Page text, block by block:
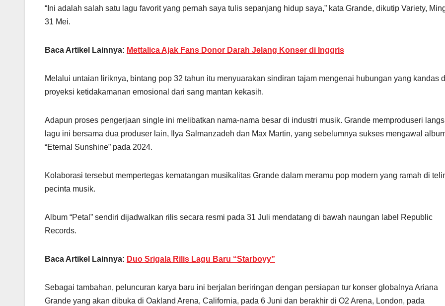
“Ini adalah salah satu lagu favorit yang pernah saya tulis sepanjang hidup saya,” kata Grande, dikutip Variety,
31 Mei.
Baca Artikel Lainnya: Mettalica Ajak Fans Donor Darah Jelang Konser di Inggris
Melalui untaian liriknya, bintang pop 32 tahun itu menyuarakan sindiran tajam mengenai hubungan yang kandas
proyeksi ketidakamanan emosional dari sang mantan kekasih.
Adapun proses pengerjaan single ini melibatkan nama-nama besar di industri musik. Grande memproduseri
lagu ini bersama dua produser lain, Ilya Salmanzadeh dan Max Martin, yang sebelumnya sukses mengawal
“Eternal Sunshine” pada 2024.
Kolaborasi tersebut mempertegas kematangan musikalitas Grande dalam meramu pop modern yang ramah di
pecinta musik.
Album “Petal” sendiri dijadwalkan rilis secara resmi pada 31 Juli mendatang di bawah naungan label Republic
Records.
Baca Artikel Lainnya: Duo Srigala Rilis Lagu Baru “Starboyy”
Sebagai tambahan, peluncuran karya baru ini berjalan beriringan dengan persiapan tur konser globalnya Ariana
Grande yang akan dibuka di Oakland Arena, California, pada 6 Juni dan berakhir di O2 Arena, London, pada